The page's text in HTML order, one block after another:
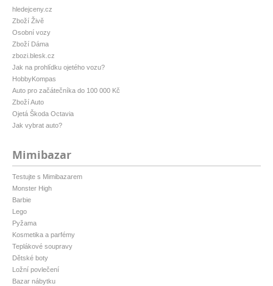
hledejceny.cz
Zboží Živě
Osobní vozy
Zboží Dáma
zbozi.blesk.cz
Jak na prohlídku ojetého vozu?
HobbyKompas
Auto pro začátečníka do 100 000 Kč
Zboží Auto
Ojetá Škoda Octavia
Jak vybrat auto?
Mimibazar
Testujte s Mimibazarem
Monster High
Barbie
Lego
Pyžama
Kosmetika a parfémy
Teplákové soupravy
Dětské boty
Ložní povlečení
Bazar nábytku